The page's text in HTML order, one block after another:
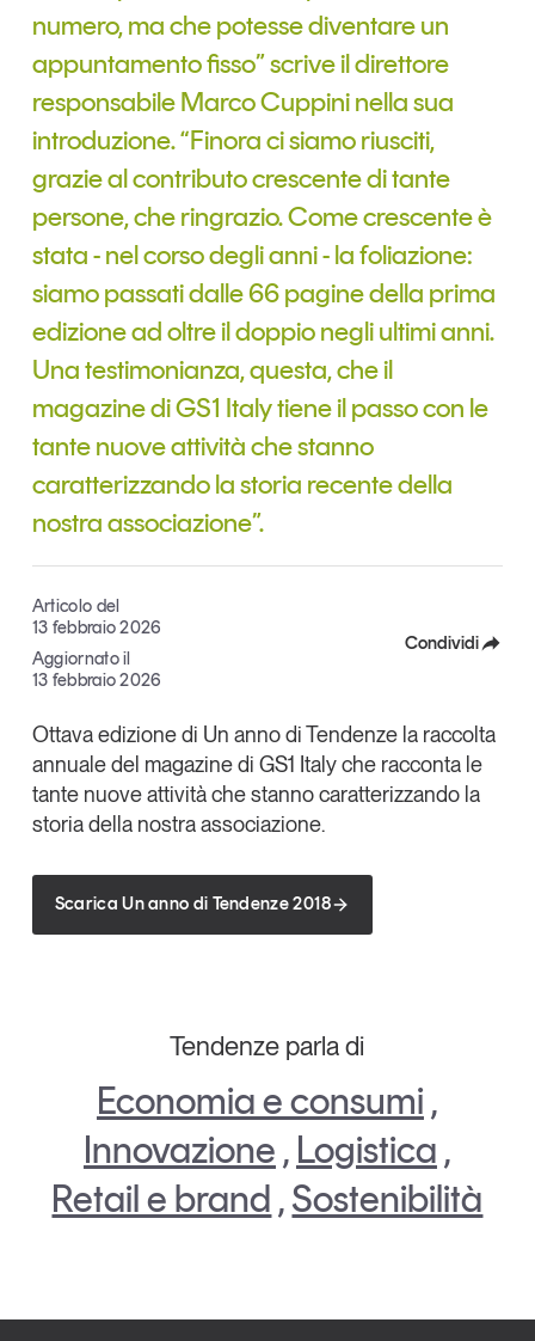
Tendenze Journal
La nostra newsletter nella tua email
Iscriviti
Un anno di
Leggi il magazine
modo indipendente il cambiamento e le sfide del largo
consumo e dell’economia a professionisti e
consumatori
GS1 Italy
numero, ma che potesse diventare un
appuntamento fisso” scrive il direttore
responsabile Marco Cuppini nella sua
introduzione. “Finora ci siamo riusciti,
grazie al contributo crescente di tante
persone, che ringrazio. Come crescente è
stata - nel corso degli anni - la foliazione:
siamo passati dalle 66 pagine della prima
edizione ad oltre il doppio negli ultimi anni.
Una testimonianza, questa, che il
magazine di GS1 Italy tiene il passo con le
tante nuove attività che stanno
caratterizzando la storia recente della
nostra associazione”.
Articolo del
13 febbraio 2026
Aggiornato il
13 febbraio 2026
Condividi
X
Linkedin
Ottava edizione di Un anno di Tendenze la raccolta
annuale del magazine di GS1 Italy che racconta le
tante nuove attività che stanno caratterizzando la
storia della nostra associazione.
Scarica Un anno di Tendenze 2018
Tendenze parla di
Economia e consumi ,
Innovazione , Logistica ,
Retail e brand ,Sostenibilità